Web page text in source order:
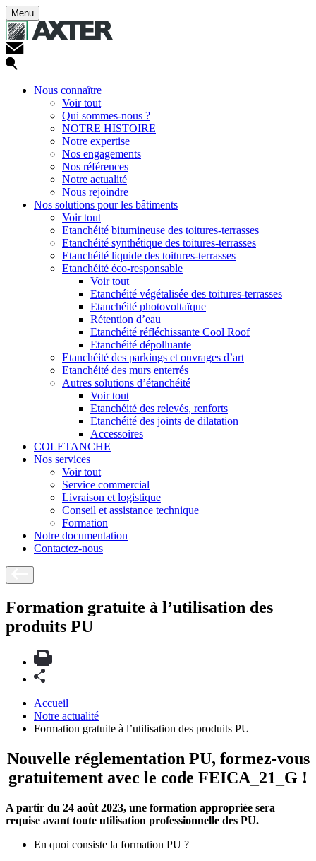
Menu
Nous connaître
Voir tout
Qui sommes-nous ?
NOTRE HISTOIRE
Notre expertise
Nos engagements
Nos références
Notre actualité
Nous rejoindre
Nos solutions pour les bâtiments
Voir tout
Etanchéité bitumineuse des toitures-terrasses
Etanchéité synthétique des toitures-terrasses
Etanchéité liquide des toitures-terrasses
Etanchéité éco-responsable
Voir tout
Etanchéité végétalisée des toitures-terrasses
Etanchéité photovoltaïque
Rétention d’eau
Etanchéité réfléchissante Cool Roof
Etanchéité dépolluante
Etanchéité des parkings et ouvrages d’art
Etanchéité des murs enterrés
Autres solutions d’étanchéité
Voir tout
Etanchéité des relevés, renforts
Etanchéité des joints de dilatation
Accessoires
COLETANCHE
Nos services
Voir tout
Service commercial
Livraison et logistique
Conseil et assistance technique
Formation
Notre documentation
Contactez-nous
Formation gratuite à l’utilisation des
produits PU
Accueil
Notre actualité
Formation gratuite à l’utilisation des produits PU
Nouvelle réglementation PU, formez-vous
gratuitement avec le code FEICA_21_G !
A partir du 24 août 2023, une formation appropriée sera
requise avant toute utilisation professionnelle des PU.
En quoi consiste la formation PU ?